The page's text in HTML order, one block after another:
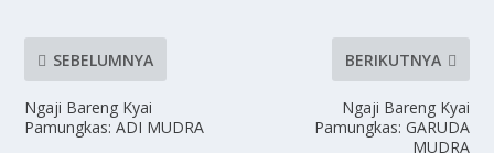
SEBELUMNYA
Ngaji Bareng Kyai
Pamungkas: ADI MUDRA
BERIKUTNYA
Ngaji Bareng Kyai
Pamungkas: GARUDA
MUDRA